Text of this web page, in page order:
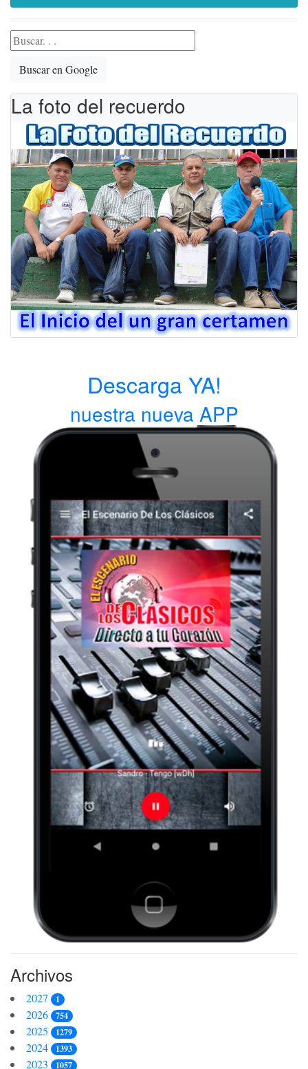
Buscar en Google
La foto del recuerdo
Descarga YA!
nuestra nueva APP
Archivos
2027 1
2026 754
2025 1279
2024 1393
2023 1057